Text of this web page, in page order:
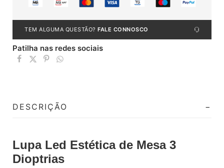
TEM ALGUMA QUESTÃO? FALE CONNOSCO
Patilha nas redes sociais
DESCRIÇÃO
Lupa Led Estética de Mesa 3
Dioptrias